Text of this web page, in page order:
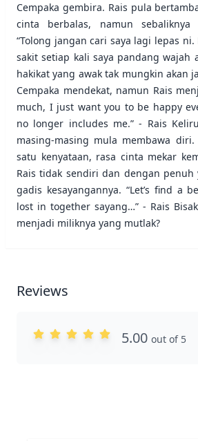
Cempaka gembira. Rais pula
cinta berbalas, namun
“Tolong jangan cari saya lagi lepas
sakit setiap kali saya pandang wajah
hakikat yang awak tak mungkin akan
Cempaka mendekat, namun Rais
much, I just want you to be happy
no longer includes me.” - Rais
masing-masing mula membawa
satu kenyataan, rasa cinta mekar
Rais tidak sendiri dan dengan penuh
gadis kesayangannya. “Let’s find a
lost in together sayang…” - Rais
menjadi miliknya yang mutlak?
Reviews
5.00 out of 5